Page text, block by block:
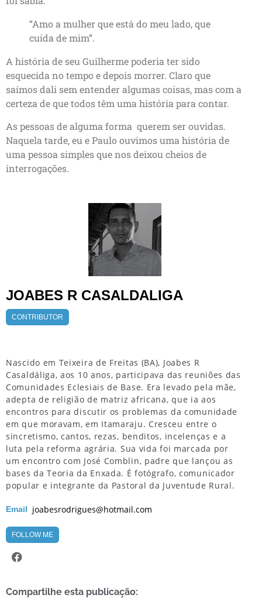
“Amo a mulher que está do meu lado, que
cuida de mim”.
A história de seu Guilherme poderia ter sido
esquecida no tempo e depois morrer. Claro que
saímos dali sem entender algumas coisas, mas com a
certeza de que todos têm uma história para contar.
As pessoas de alguma forma querem ser ouvidas.
Naquela tarde, eu e Paulo ouvimos uma história de
uma pessoa simples que nos deixou cheios de
interrogações.
JOABES R CASALDALIGA
CONTRIBUTOR
Nascido em Teixeira de Freitas (BA), Joabes R
Casaldáliga, aos 10 anos, participava das reuniões das
Comunidades Eclesiais de Base. Era levado pela mãe,
adepta de religião de matriz africana, que ia aos
encontros para discutir os problemas da comunidade
em que moravam, em Itamaraju. Cresceu entre o
sincretismo, cantos, rezas, benditos, incelenças e a
luta pela reforma agrária. Sua vida foi marcada por
um encontro com José Comblin, padre que lançou as
bases da Teoria da Enxada. É fotógrafo, comunicador
popular e integrante da Pastoral da Juventude Rural.
Email joabesrodrigues@hotmail.com
FOLLOW ME
Compartilhe esta publicação: